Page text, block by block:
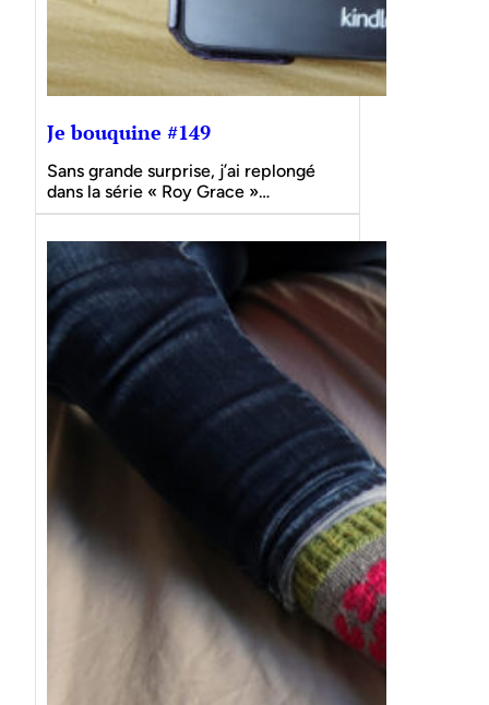
Je bouquine #149
Sans grande surprise, j’ai replongé
dans la série « Roy Grace »…